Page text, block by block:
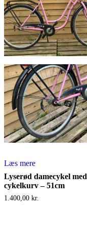
Læs mere
Lyserød damecykel med
cykelkurv – 51cm
1.400,00 kr.